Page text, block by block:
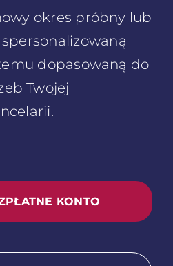
okres próbny lub
dopasowaną do
Twojej
KONTO